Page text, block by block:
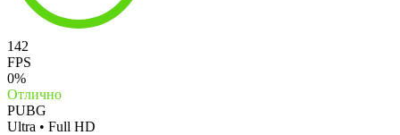
142
FPS
0%
Отлично
PUBG
Ultra • Full HD